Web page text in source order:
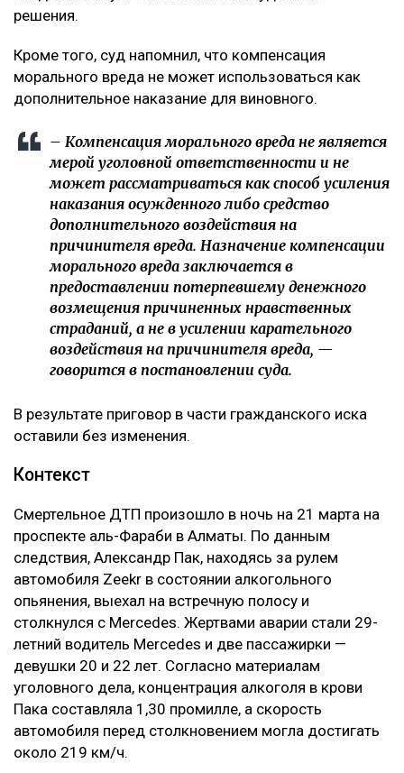
компенсации относится к оценочным полномочиям
обстоятельств дела, характера нравственных
страданий потерпевшего, степени вины
осужденного, а также требований разумности и
отдельно указала, что несогласие потерпевшего с
присужденной суммой само по себе не
свидетельствует о незаконности судебного
решения.
Кроме того, суд напомнил, что компенсация
морального вреда не может использоваться как
дополнительное наказание для виновного.
– Компенсация морального вреда не является
мерой уголовной ответственности и не
может рассматриваться как способ усиления
дополнительного воздействия на
причинителя вреда. Назначение компенсации
предоставлении потерпевшему денежного
страданий, а не в усилении карательного
воздействия на причинителя вреда, —
говорится в постановлении суда.
В результате приговор в части гражданского иска
оставили без изменения.
Контекст
Смертельное ДТП произошло в ночь на 21 марта на
проспекте аль-Фараби в Алматы. По данным
следствия, Александр Пак, находясь за рулем